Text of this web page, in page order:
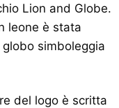
Lion and Globe.
leone è stata
simboleggia
del logo è scritta